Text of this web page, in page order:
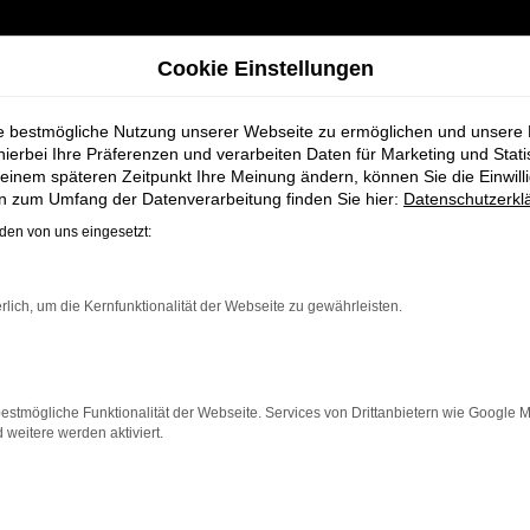
bei Schmidt
zuverlässiges und modernes Fahrzeug suchen. Ob
modernes Design, das sowohl in der Stadt als
einer breiten Auswahl an Audi Fahrzeugen
maßgeschneiderte Finanzierungslösungen sowie
Cookie Einstellungen
bestmögliche Nutzung unserer Webseite zu ermöglichen und unsere
Ihre Präferenzen und verarbeiten Daten für Marketing und
späteren Zeitpunkt Ihre Meinung ändern, können Sie die
zum Umfang der Datenverarbeitung finden Sie hier:
von uns eingesetzt:
um die Kernfunktionalität der Webseite zu gewährleisten.
Funktionalität der Webseite. Services von Drittanbietern wie Google
weitere werden aktiviert.